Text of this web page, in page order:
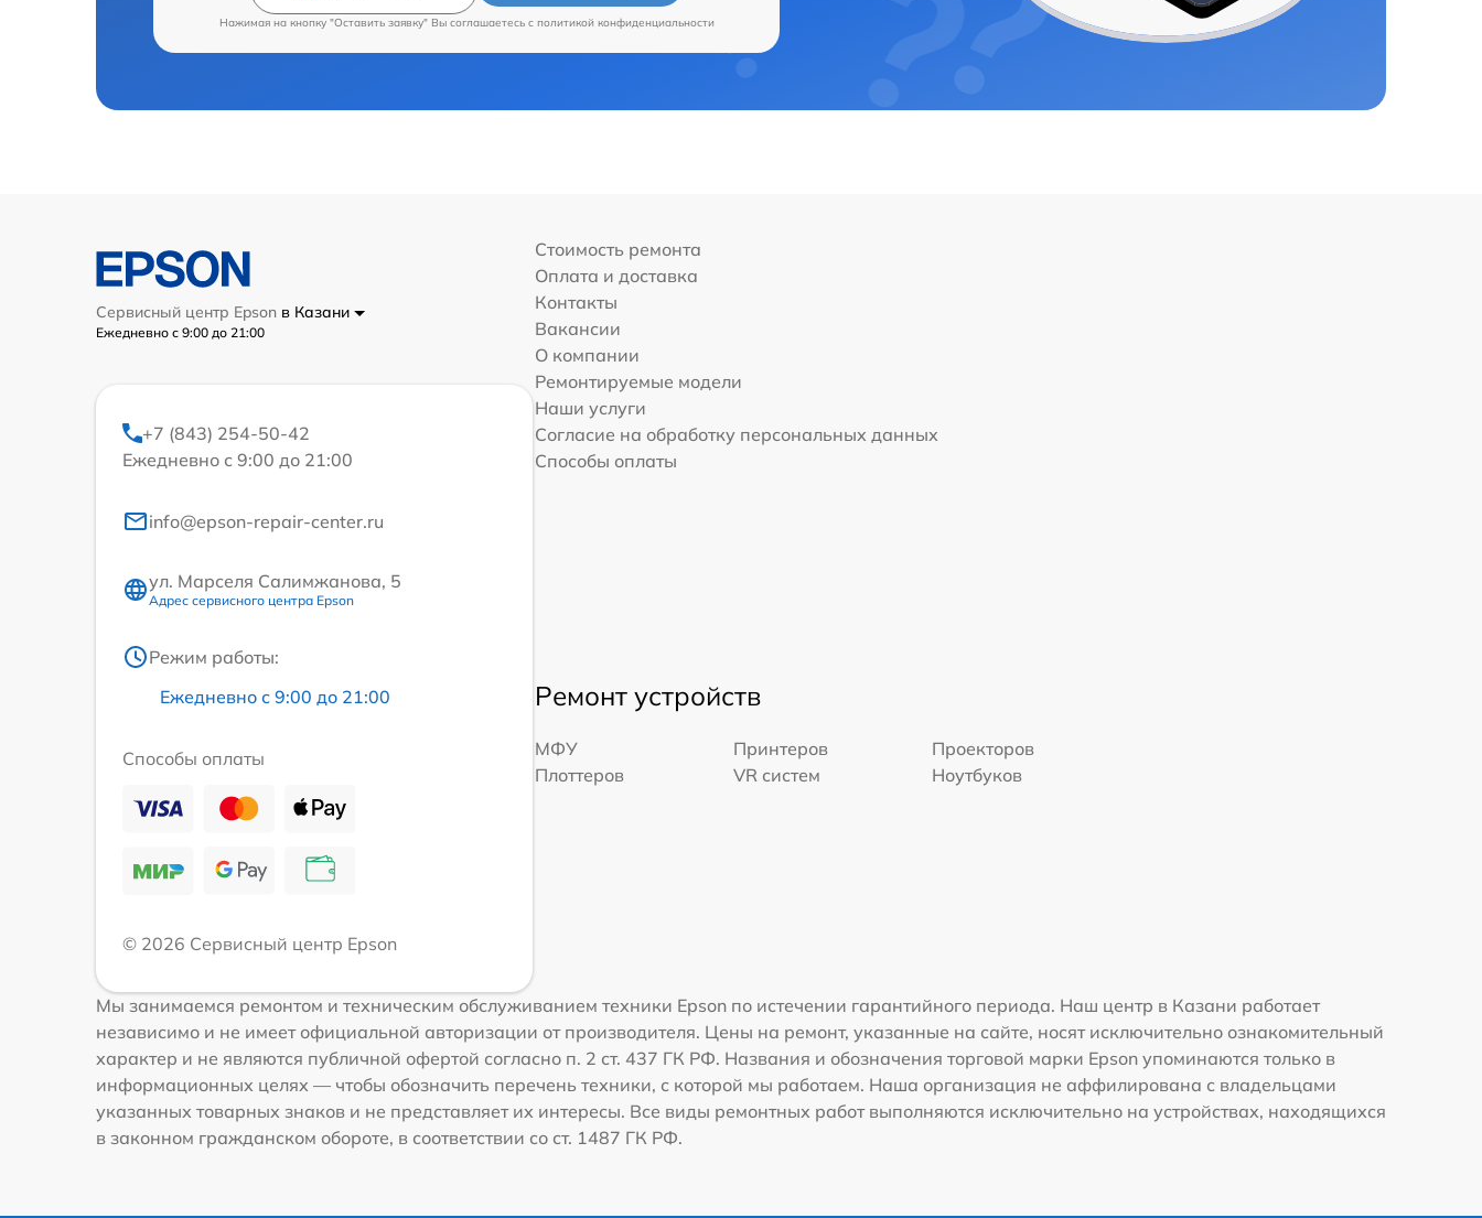
Нажимая на кнопку "Оставить заявку" Вы соглашаетесь c политикой конфиденциальности
Сервисный центр Epson в Казани
Ежедневно с 9:00 до 21:00
+7 (843) 254-50-42
Ежедневно с 9:00 до 21:00
info@epson-repair-center.ru
ул. Марселя Салимжанова, 5
Адрес сервисного центра Epson
Режим работы:
Ежедневно с 9:00 до 21:00
Способы оплаты
© 2026 Сервисный центр Epson
Стоимость ремонта
Оплата и доставка
Контакты
Вакансии
О компании
Ремонтируемые модели
Наши услуги
Согласие на обработку персональных данных
Способы оплаты
Ремонт устройств
МФУ Принтеров
Проекторов
Плоттеров
VR систем Ноутбуков
Мы занимаемся ремонтом и техническим обслуживанием техники Epson по истечении гарантийного периода. Наш центр в Казани работает
независимо и не имеет официальной авторизации от производителя. Цены на ремонт, указанные на сайте, носят исключительно ознакомительный
характер и не являются публичной офертой согласно п. 2 ст. 437 ГК РФ. Названия и обозначения торговой марки Epson упоминаются только в
информационных целях — чтобы обозначить перечень техники, с которой мы работаем. Наша организация не аффилирована с владельцами
указанных товарных знаков и не представляет их интересы. Все виды ремонтных работ выполняются исключительно на устройствах, находящихся
в законном гражданском обороте, в соответствии со ст. 1487 ГК РФ.